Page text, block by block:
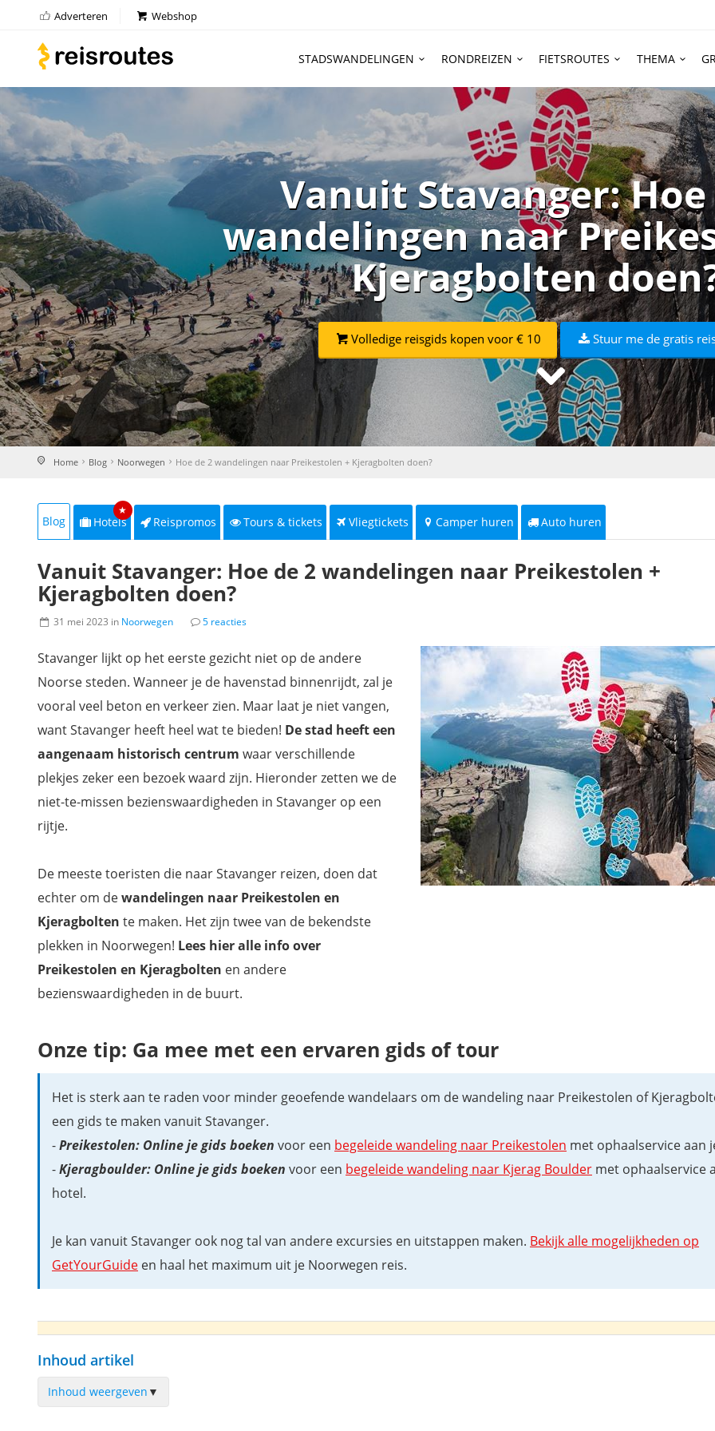
Adverteren Webshop
STADSWANDELINGEN RONDREIZEN FIETSROUTES THEMA
Vanuit Stavanger: Hoe
wandelingen naar
Kjeragbolten
Volledige reisgids kopen voor € 10 Stuur me de gratis
Home Blog Noorwegen Hoe de 2 wandelingen naar Preikestolen + Kjeragbolten doen?
Blog Hotels
★
Reispromos Tours & tickets Vliegtickets Camper huren Auto huren
Vanuit Stavanger: Hoe de 2 wandelingen naar Preikestolen +
Kjeragbolten doen?
31 mei 2023 in Noorwegen 5 reacties
Stavanger lijkt op het eerste gezicht niet op de andere
Noorse steden. Wanneer je de havenstad binnenrijdt, zal je
vooral veel beton en verkeer zien. Maar laat je niet vangen,
want Stavanger heeft heel wat te bieden! De stad heeft een
aangenaam historisch centrum waar verschillende
plekjes zeker een bezoek waard zijn. Hieronder zetten we de
niet-te-missen bezienswaardigheden in Stavanger op een
rijtje.
De meeste toeristen die naar Stavanger reizen, doen dat
echter om dewandelingen naar Preikestolen en
Kjeragbolten te maken. Het zijn twee van de bekendste
plekken in Noorwegen! Lees hier alle info over
Preikestolen en Kjeragbolten en andere
bezienswaardigheden in de buurt.
Onze tip: Ga mee met een ervaren gids of tour
Het is sterk aan te raden voor minder geoefende wandelaars om de wandeling naar Preikestolen of
een gids te maken vanuit Stavanger.
-Preikestolen: Online je gids boeken voor een begeleide wandeling naar Preikestolen met ophaalservice aan
-Kjeragboulder: Online je gids boeken voor een begeleide wandeling naar Kjerag Boulder met ophaalservice
hotel.
Je kan vanuit Stavanger ook nog tal van andere excursies en uitstappen maken. Bekijk alle mogelijkheden op
GetYourGuide en haal het maximum uit je Noorwegen reis.
Inhoud artikel
Inhoud weergeven ▼